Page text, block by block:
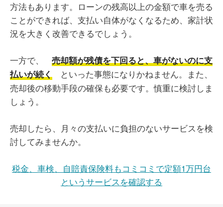
方法もあります。ローンの残高以上の金額で車を売る
ことができれば、支払い自体がなくなるため、家計状
況を大きく改善できるでしょう。
一方で、
売却額が残債を下回ると、車がないのに支
払いが続く
といった事態になりかねません。また、
売却後の移動手段の確保も必要です。慎重に検討しま
しょう。
売却したら、月々の支払いに負担のないサービスを検
討してみませんか。
税金、車検、自賠責保険料もコミコミで定額1万円台
というサービスを確認する